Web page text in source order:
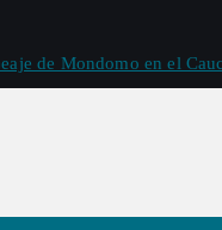
de Mondomo en el